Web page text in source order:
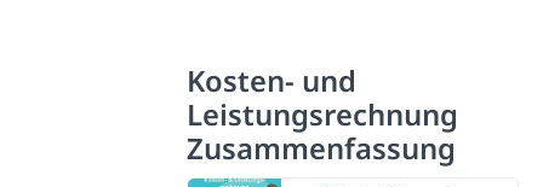
Kosten- und
Leistungsrechnung
Zusammenfassung